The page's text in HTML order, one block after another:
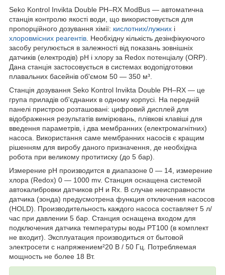
Seko Kontrol Invikta Double PH–RX ModBus — автоматична
станція контролю якості води, що використовується для
пропорційного дозування хімії: кислотних/лужних і
хлоровмісних реагентів. Необхідну кількість дезінфікуючого
засобу регулюється в залежності від показань зовнішніх
датчиків (електродів) pH і хлору за Redox потенціалу (ORP).
Дана станція застосовується в системах водопідготовки
плавальних басейнів об'ємом 50 — 350 м³.
Станція дозування Seko Kontrol Invikta Double PH–RX — це
група приладів об'єднаних в одному корпусі. На передній
панелі пристрою розташовані: цифровий дисплей для
відображення результатів вимірювань, плівкові клавіші для
введення параметрів, і два мембранних (електромагнітних)
насоса. Використання саме мембранних насосів є кращим
рішенням для виробу даного призначення, де необхідна
робота при великому протитиску (до 5 бар).
Измерение pH производится в диапазоне 0 — 14, измерение
хлора (Redox) 0 — 1000 mv. Станция оснащена системой
автокалибровки датчиков pH и Rx. В случае неисправности
датчика (зонда) предусмотрена функция отключения насосов
(HOLD). Производительность каждого насоса составляет 5 л/
час при давлении 5 бар. Станция оснащена входом для
подключения датчика температуры воды PT100 (в комплект
не входит). Эксплуатация производиться от бытовой
электросети с напряжением²20 В / 50 Гц. Потребляемая
мощность не более 18 Вт.